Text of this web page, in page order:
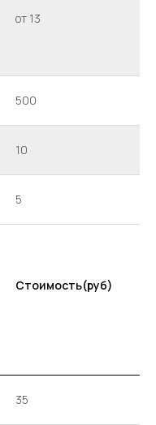
от 13
500
10
5
Стоимость(руб)
35